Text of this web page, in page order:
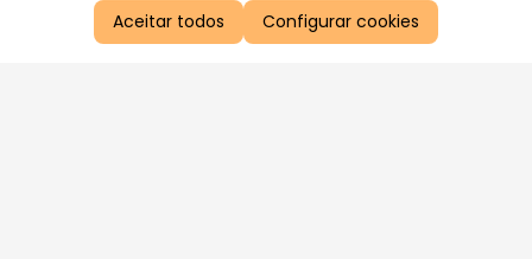
Aceitar todos Configurar cookies